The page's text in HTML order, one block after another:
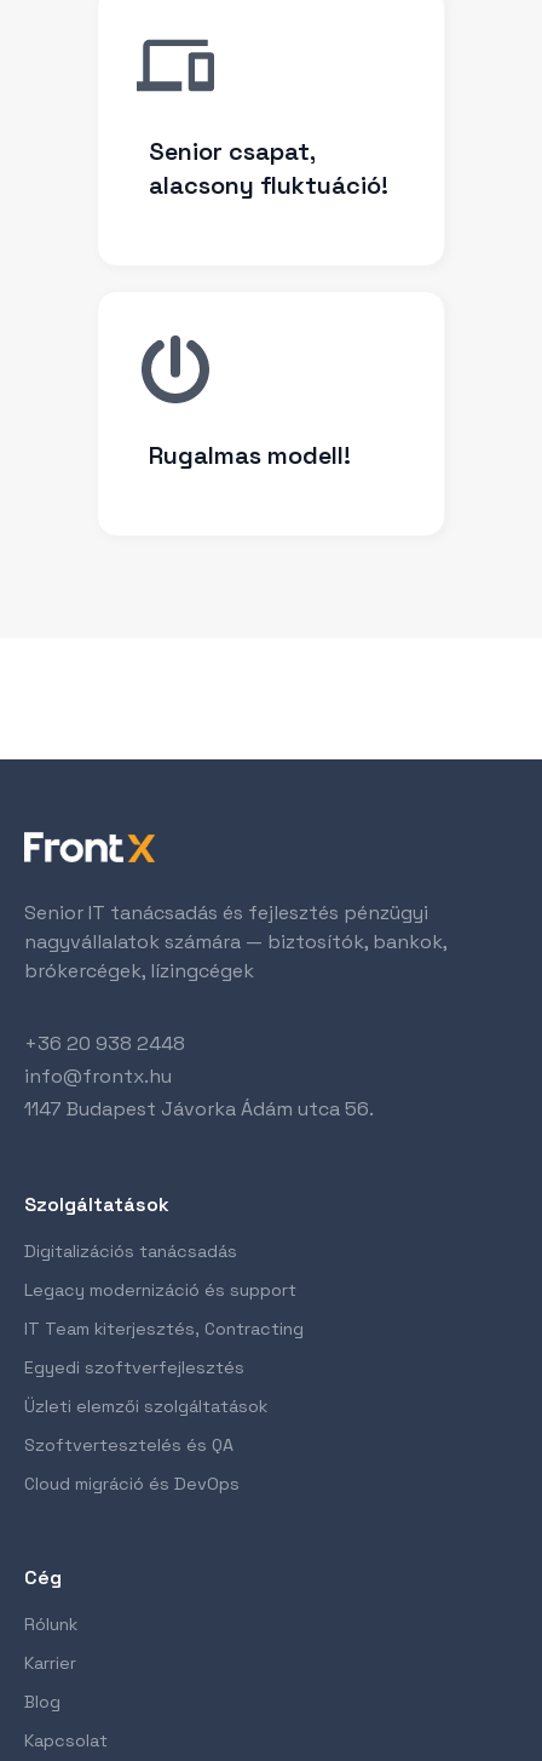
Senior csapat,
alacsony fluktuáció!
Rugalmas modell!
Senior IT tanácsadás és fejlesztés pénzügyi
nagyvállalatok számára — biztosítók, bankok,
brókercégek, lízingcégek
+36 20 938 2448
info@frontx.hu
1147 Budapest Jávorka Ádám utca 56.
Szolgáltatások
Digitalizációs tanácsadás
Legacy modernizáció és support
IT Team kiterjesztés, Contracting
Egyedi szoftverfejlesztés
Üzleti elemzői szolgáltatások
Szoftvertesztelés és QA
Cloud migráció és DevOps
Cég
Rólunk
Karrier
Blog
Kapcsolat